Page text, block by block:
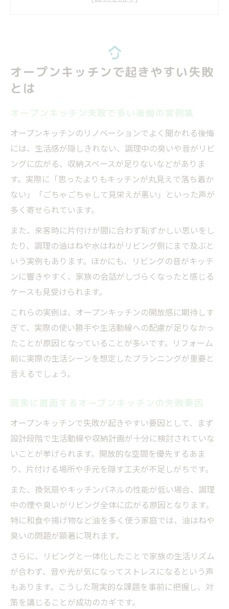
オープンキッチン失敗談から学ぶ注意ポイ
現実に学ぶリノベーションの落とし穴
とは
オープンキッチン現実の落とし穴に注意
失敗事例から知るリフォームの後悔ポイン
ト
オープンキッチン失敗の原因を体験談で解
リノベーション費用と失敗リスクの関係性
生活感丸見えの悩みを防ぐ設計術
オープンキッチン失敗を防ぐ生活感対策術
ごちゃごちゃしない設計で失敗を回避する
方法
後悔しないための収納と動線の失敗防止策
オープンキッチン失敗例に学ぶ生活感の隠
し方
実例で分かる生活感対策と失敗回避ポイン
後悔事例から考える収納と動線対策
オープンキッチン失敗を招く収納不足の現
実
動線の失敗で後悔しない設計ポイント
収納と動線で見落としがちな失敗とは
オープンキッチン失敗事例に学ぶ配置の工
夫
失敗しない収納計画と動線最適化のコツ
失敗しないオープンキッチン実践ポイント
失敗しないためのオープンキッチン設計の
極意
後悔を防ぐために押さえたい実践的工夫
オープンキッチンで起きやすい失敗
とは
オープンキッチン失敗で多い後悔の実例集
オープンキッチンのリノベーションでよく聞かれる後悔
には、生活感が隠しきれない、調理中の臭いや音がリビ
ングに広がる、収納スペースが足りないなどがありま
す。実際に「思ったよりもキッチンが丸見えで落ち着か
ない」「ごちゃごちゃして見栄えが悪い」といった声が
多く寄せられています。
また、来客時に片付けが間に合わず恥ずかしい思いをし
たり、調理の油はねや水はねがリビング側にまで及ぶと
いう実例もあります。ほかにも、リビングの音がキッチ
ンに響きやすく、家族の会話がしづらくなったと感じる
ケースも見受けられます。
これらの実例は、オープンキッチンの開放感に期待しす
ぎて、実際の使い勝手や生活動線への配慮が足りなかっ
たことが原因となっていることが多いです。リフォーム
前に実際の生活シーンを想定したプランニングが重要と
言えるでしょう。
現実に直面するオープンキッチンの失敗要因
オープンキッチンで失敗が起きやすい要因として、まず
設計段階で生活動線や収納計画が十分に検討されていな
いことが挙げられます。開放的な空間を優先するあま
り、片付ける場所や手元を隠す工夫が不足しがちです。
また、換気扇やキッチンパネルの性能が低い場合、調理
中の煙や臭いがリビング全体に広がる原因となります。
特に和食や揚げ物など油を多く使う家庭では、油はねや
臭いの問題が顕著に現れます。
さらに、リビングと一体化したことで家族の生活リズム
が合わず、音や光が気になってストレスになるという声
もあります。こうした現実的な課題を事前に把握し、対
策を講じることが成功のカギです。